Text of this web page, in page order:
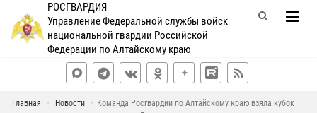
РОСГВАРДИЯ
Управление Федеральной службы войск
национальной гвардии Российской
Федерации по Алтайскому краю
Главная Новости
Команда Росгвардии по Алтайскому краю взяла кубок